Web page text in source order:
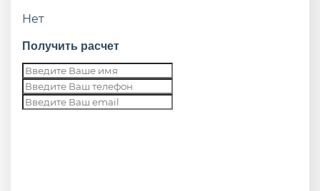
Нет
Получить расчет